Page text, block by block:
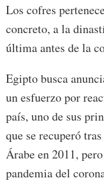
Los cofres
concreto, a la
última antes de la
Egipto busca
un esfuerzo por
país, uno de sus
que se recuperó
Árabe en 2011,
pandemia del